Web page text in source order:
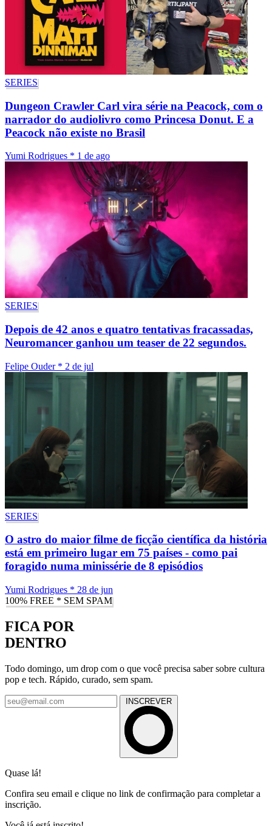
SERIES
Dungeon Crawler Carl vira série na Peacock, com o
narrador do audiolivro como Princesa Donut. E a
Peacock não existe no Brasil
Yumi Rodrigues * 1 de ago
SERIES
Depois de 42 anos e quatro tentativas fracassadas,
Neuromancer ganhou um teaser de 22 segundos.
Felipe Ouder * 2 de jul
SERIES
O astro do maior filme de ficção científica da história
está em primeiro lugar em 75 países - como pai
foragido numa minissérie de 8 episódios
Yumi Rodrigues * 28 de jun
100% FREE * SEM SPAM
FICA POR
DENTRO
Todo domingo, um drop com o que você precisa saber sobre cultura
pop e tech. Rápido, curado, sem spam.
INSCREVER
Quase lá!
Confira seu email e clique no link de confirmação para completar a
inscrição.